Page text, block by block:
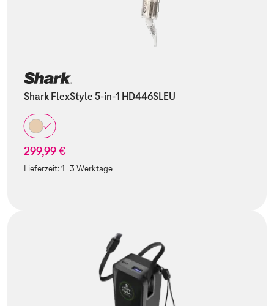
Shark FlexStyle 5-in-1 HD446SLEU
299,99 €
Lieferzeit:1-3 Werktage